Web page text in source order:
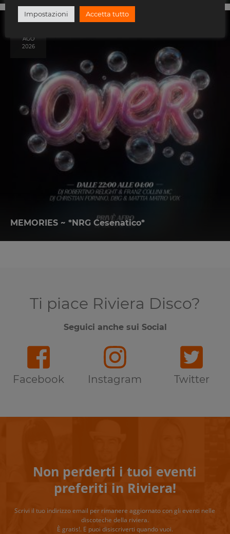
8
AGO
2026
MEMORIES ~ *NRG Cesenatico*
Ti piace Riviera Disco?
Seguici anche sui Social
Facebook Instagram Twitter
Non perderti i tuoi eventi
preferiti in Riviera!
Scrivi il tuo indirizzo email per rimanere aggiornato con gli eventi nelle
discoteche della riviera.
È gratis!. E puoi disiscriverti quando vuoi.
Impostazioni Accetta tutto